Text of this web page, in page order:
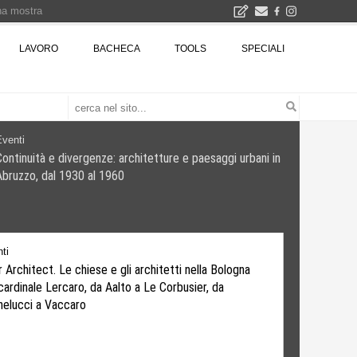
LAVORO BACHECA TOOLS SPECIALI
e divergenze: architetture e paesaggi urbani in
dal 1930 al 1960
Architect. Le chiese e gli architetti nella Bologna
Lercaro, da Aalto a Le Corbusier, da
a Vaccaro
mostra